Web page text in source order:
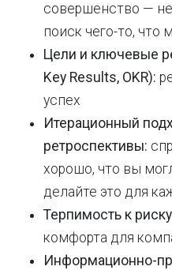
совершенство —
поиск чего-то,
Цели и ключевые
Key Results, OKR):
успех
Итерационный
ретроспективы:
хорошо, что вы
делайте это для
Терпимость к
комфорта для
Информационно-